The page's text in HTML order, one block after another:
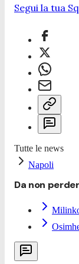
Segui la tua
Tutte le news
Napoli
Da non